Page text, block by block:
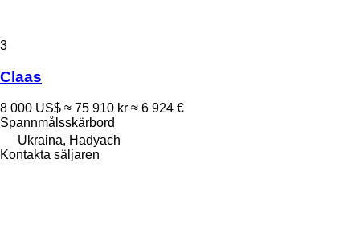
3
Claas
8 000 US$ ≈ 75 910 kr ≈ 6 924 €
Spannmålsskärbord
Ukraina, Hadyach
Kontakta säljaren